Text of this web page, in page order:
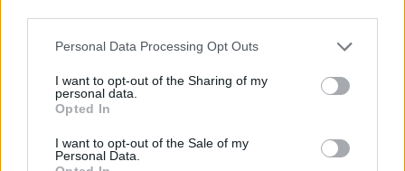
Personal Data Processing Opt Outs
I want to opt-out of the Sharing of my
personal data.
Opted In
I want to opt-out of the Sale of my
Personal Data.
Fonte: Registro Nazionale Aiuti di Stato (RNA)
– Open Data, licenza
IODL 2.0. Dati aggiornati al 2026-07-02.
Confronto di settore